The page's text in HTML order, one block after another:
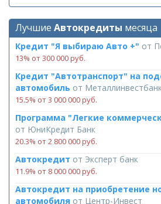
Лучшие Автокредиты месяца
Кредит "Я выбираю Авто +" от
13% от 300 000 руб.
Кредит "Автотранспорт" на
автомобиль от
15.5% от 3 000 000 руб.
Программа "Легкие
от ЮниКредит Банк
20.3% от 2 800 000 руб.
Автокредит от Эксперт банк
11.9% от 8 000 000 руб.
Автокредит на приобретение
автомобиля от Центр-Инвест